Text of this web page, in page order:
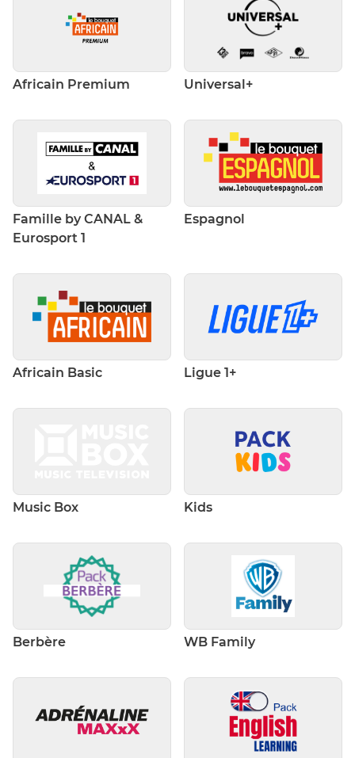
Africain Premium Universal+
Famille by CANAL &
Eurosport 1
Espagnol
Africain Basic Ligue 1+
Music Box Kids
Berbère WB Family